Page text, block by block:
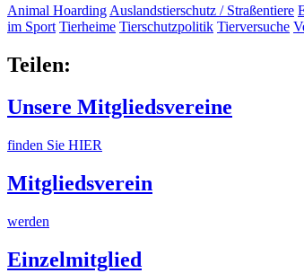
Animal Hoarding Auslandstierschutz / Straßentiere
im Sport Tierheime Tierschutzpolitik Tierversuche
Teilen:
Unsere Mitgliedsvereine
finden Sie HIER
Mitgliedsverein
werden
Einzelmitglied